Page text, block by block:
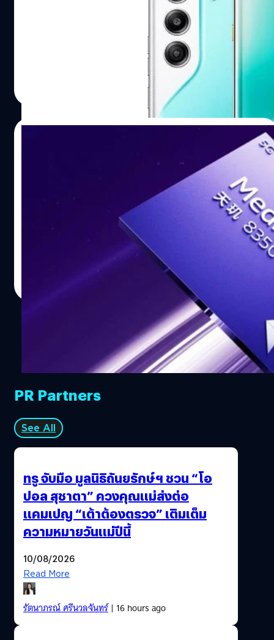
Tecno ได้นำสมาร์ตโฟนซีรีส์ Camon 40 จำนวน 4 รุ่น เปิดตัว
ระดับโลกในงาน Mobile World Congress (MWC) ประจำปี
MediaTek เปิดตัวชิประดับพรีเมียม
Dimensity 8350: เทคโนโลยี 4 นาโนเมตร,
MediaTek ได้เปิดตัวชิปเซตระดับพรีเมียมรุ่นใหม่อย่าง
Dimensity 8350 ที่ได้รับการติดตั้งใน OPPO Reno 13 และ
| 622 days ago
PR Partners
See All
ทรู จับมือ มูลนิธิถันยรักษ์ฯ ชวน “โอ
ปอล สุชาตา” ควงคุณแม่ส่งต่อ
แคมเปญ “เต้าต้องตรวจ” เติมเต็ม
ความหมายวันแม่ปีนี้
10/08/2026
Read More
รัตนาภรณ์ ศรีนวลจันทร์| 16 hours ago